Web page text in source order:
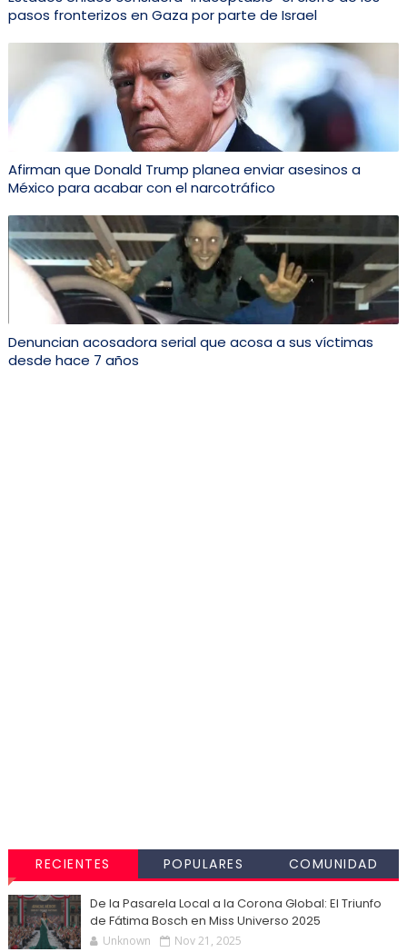
pasos fronterizos en Gaza por parte de Israel
Afirman que Donald Trump planea enviar asesinos a
México para acabar con el narcotráfico
Denuncian acosadora serial que acosa a sus víctimas
desde hace 7 años
RECIENTES POPULARES COMUNIDAD
De la Pasarela Local a la Corona Global: El Triunfo
de Fátima Bosch en Miss Universo 2025
Unknown Nov 21, 2025